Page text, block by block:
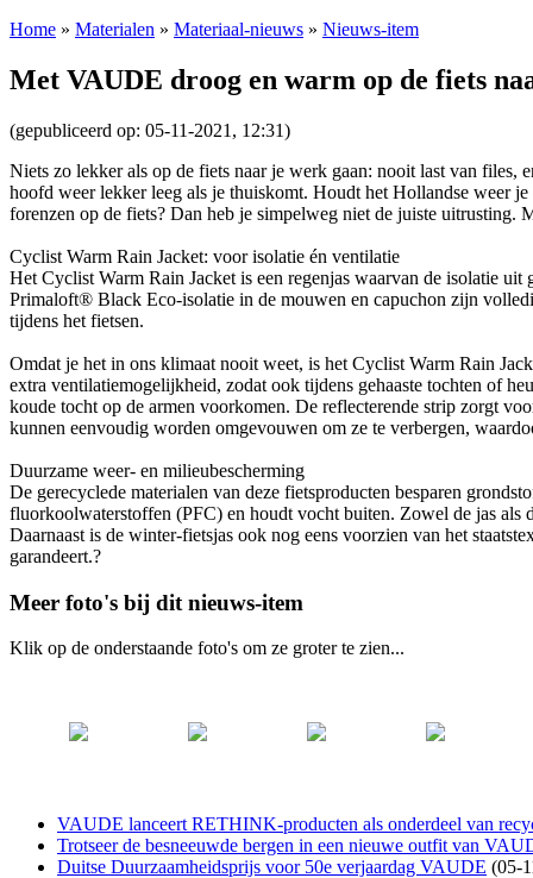
Home » Materialen » Materiaal-nieuws » Nieuws-item
Met VAUDE droog en warm op de fiets
(gepubliceerd op: 05-11-2021, 12:31)
Niets zo lekker als op de fiets naar je werk gaan: nooit last van files,
hoofd weer lekker leeg als je thuiskomt. Houdt het Hollandse weer je
forenzen op de fiets? Dan heb je simpelweg niet de juiste uitrusting.
Cyclist Warm Rain Jacket: voor isolatie én ventilatie
Het Cyclist Warm Rain Jacket is een regenjas waarvan de isolatie
Primaloft® Black Eco-isolatie in de mouwen en capuchon zijn
tijdens het fietsen.
Omdat je het in ons klimaat nooit weet, is het Cyclist Warm Rain
extra ventilatiemogelijkheid, zodat ook tijdens gehaaste tochten of
koude tocht op de armen voorkomen. De reflecterende strip zorgt
kunnen eenvoudig worden omgevouwen om ze te verbergen,
Duurzame weer- en milieubescherming
De gerecyclede materialen van deze fietsproducten besparen
fluorkoolwaterstoffen (PFC) en houdt vocht buiten. Zowel de jas
Daarnaast is de winter-fietsjas ook nog eens voorzien van het
garandeert.?
Meer foto's bij dit nieuws-item
Klik op de onderstaande foto's om ze groter te zien...
VAUDE lanceert RETHINK-producten als onderdeel van
Trotseer de besneeuwde bergen in een nieuwe outfit van
Duitse Duurzaamheidsprijs voor 50e verjaardag VAUDE (05-